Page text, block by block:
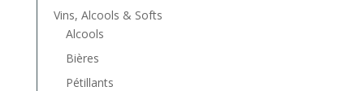
Vins, Alcools & Softs
Alcools
Bières
Pétillants